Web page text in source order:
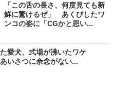
「この舌の長さ、何度見ても新
鮮に驚けるぜ」 あくびしたワ
ンコの姿に「CGかと思い...
愛犬、式場が沸いたワケ
さつに余念がない...